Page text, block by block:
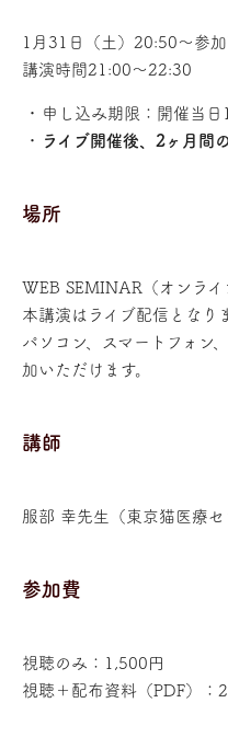
1月31日（土）20:50～参
講演時間21:00～22:30
申し込み期限：開催当日
ライブ開催後、2ヶ月間
場所
WEB SEMINAR（オンライ
本講演はライブ配信となり
パソコン、スマートフォン
加いただけます。
講師
服部 幸先生（東京猫医療
参加費
視聴のみ：1,500円
視聴＋配布資料（PDF）：